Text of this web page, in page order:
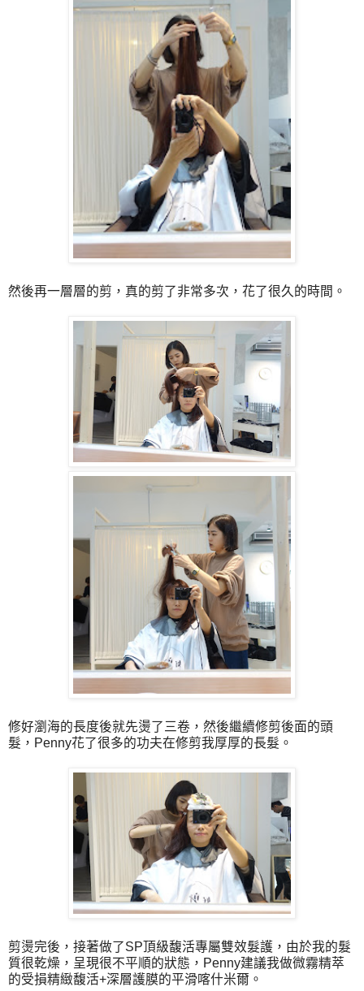
然後再一層層的剪，真的剪了非常多次，花了很久的時間。
修好瀏海的長度後就先燙了三卷，然後繼續修剪後面的頭
髮，Penny花了很多的功夫在修剪我厚厚的長髮。
剪燙完後，接著做了SP頂級馥活專屬雙效髮護，由於我的髮
質很乾燥，呈現很不平順的狀態，Penny建議我做微霧精萃
的受損精緻馥活+深層護膜的平滑喀什米爾。